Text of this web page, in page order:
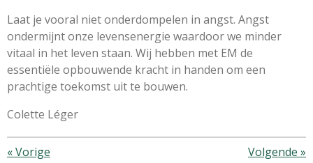
Laat je vooral niet onderdompelen in angst. Angst
ondermijnt onze levensenergie waardoor we minder
vitaal in het leven staan. Wij hebben met EM de
essentiële opbouwende kracht in handen om een
prachtige toekomst uit te bouwen.
Colette Léger
«Vorige Volgende »